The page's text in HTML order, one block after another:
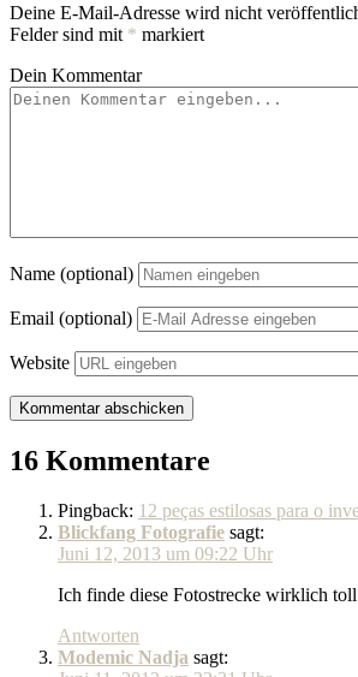
Deine E-Mail-Adresse wird nicht
Felder sind mit * markiert
Dein Kommentar
Name (optional)
Email (optional)
Website
16 Kommentare
Pingback: 12 peças estilosas para o
Blickfang Fotografie sagt:
Juni 12, 2013 um 09:22 Uhr
Ich finde diese Fotostrecke wirklich
Antworten
Modemic Nadja sagt: